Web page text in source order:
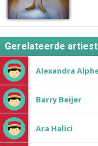
Gerelateerde
Alexandra
Barry Beijer
Ara Halici